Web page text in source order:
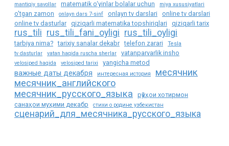
mantiqiy savollar
matematik o‘yinlar bolalar uchun miya xususiyatlari
o'tgan zamon onlayn dars 7-sinf onlayn tv darslari
online tv darslari
online tv dasturlar qiziqarli matematika topshiriqlari qiziqarli tarix
rus_tili rus_tili_fani_oyligi rus_tili_oyligi
tarbiya nima? tarixiy sanalar dekabr telefon zarari
Tesla
tv dasturlar
vatan haqida ruscha sherlar vatanparvarlik insho
velosiped haqida velosiped tarixi yangicha metod
важные даты декабря интересная история
месячник
месячник_английского
месячник_русского_языка
рӯзҳои хотирмон
санаҳои муҳими декабр
стихи о родине узбекистан
сценарий_для_месячника_русского_языка